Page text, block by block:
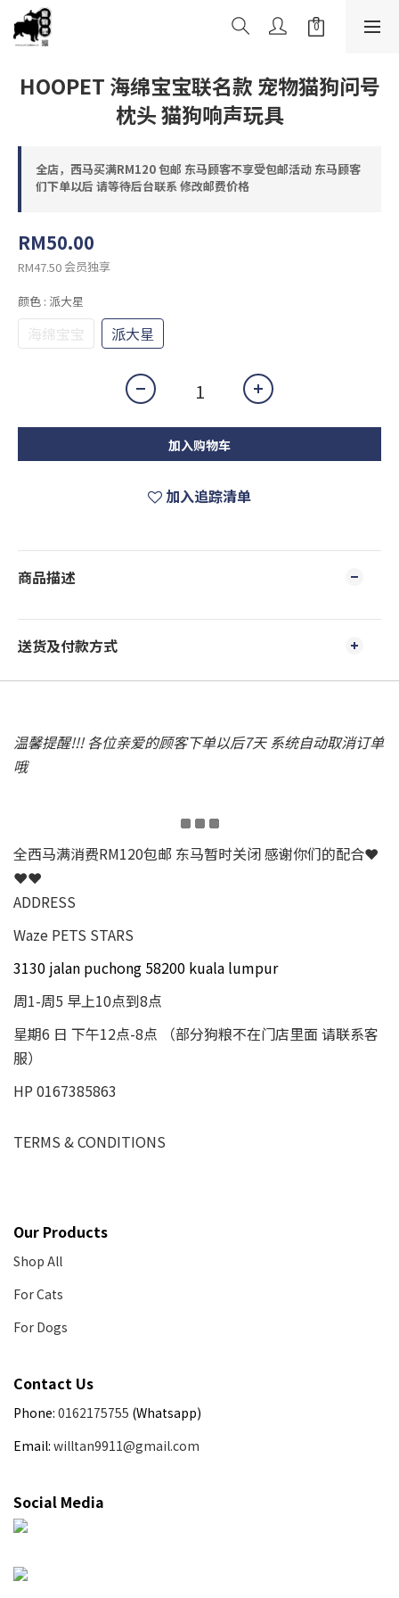
HOOPET 海绵宝宝联名款 宠物猫狗问号
枕头 猫狗响声玩具
全店，西马买满RM120 包邮 东马顾客不享受包邮活动 东马顾客
们下单以后 请等待后台联系 修改邮费价格
RM50.00
RM47.50 会员独享
颜色 : 派大星
海绵宝宝 派大星
加入购物车
加入追踪清单
商品描述
送货及付款方式
温馨提醒!!! 各位亲爱的顾客下单以后7天 系统自动取消订单
哦
全西马满消费RM120包邮 东马暂时关闭 感谢你们的配合❤
❤❤
ADDRESS
Waze PETS STARS
3130 jalan puchong 58200 kuala lumpur
周1-周5 早上10点到8点
星期6 日 下午12点-8点 （部分狗粮不在门店里面 请联系客
服）
HP 0167385863
TERMS & CONDITIONS
Our Products
Shop All
For Cats
For Dogs
Contact Us
Phone: 0162175755 (Whatsapp)
Email: willtan9911@gmail.com
Social Media